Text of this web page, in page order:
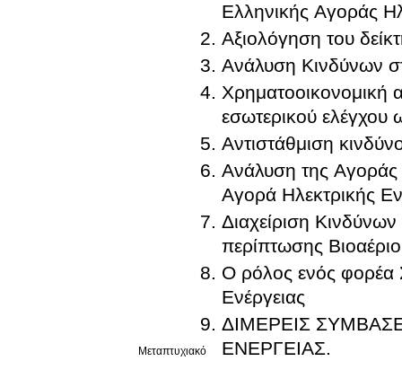
Μεταπτυχιακό
Ελληνικής Αγοράς
Αξιολόγηση του
Ανάλυση Κινδύνων
Χρηματοοικονομική
εσωτερικού ελέγχου
Αντιστάθμιση
Ανάλυση της
Αγορά Ηλεκτρικής
Διαχείριση
περίπτωσης
Ο ρόλος ενός φορέα
Ενέργειας
ΔΙΜΕΡEIΣ
ΕΝΕΡΓΕΙΑΣ.